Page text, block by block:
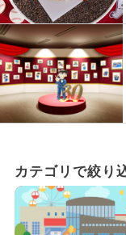
カテゴリで絞り